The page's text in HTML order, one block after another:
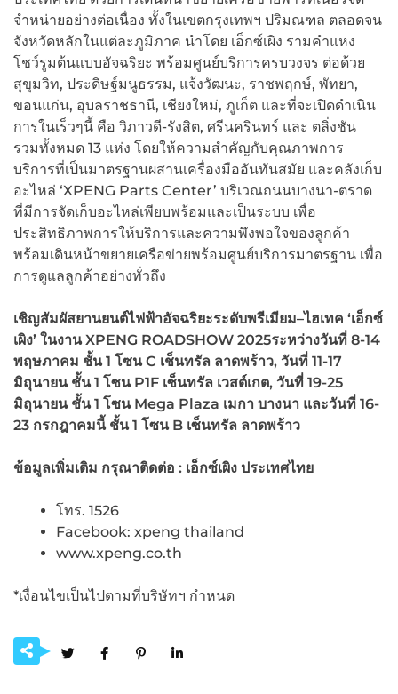
จำหน่ายอย่างต่อเนื่อง ทั้งในเขตกรุงเทพฯ ปริมณฑล ตลอดจน
จังหวัดหลักในแต่ละภูมิภาค นำโดย เอ็กซ์เผิง รามคำแหง
โชว์รูมต้นแบบอัจฉริยะ พร้อมศูนย์บริการครบวงจร ต่อด้วย
สุขุมวิท, ประดิษฐ์มนูธรรม, แจ้งวัฒนะ, ราชพฤกษ์, พัทยา,
ขอนแก่น, อุบลราชธานี, เชียงใหม่, ภูเก็ต และที่จะเปิดดำเนิน
การในเร็วๆนี้ คือ วิภาวดี-รังสิต, ศรีนครินทร์ และ ตลิ่งชัน
รวมทั้งหมด 13 แห่ง โดยให้ความสำคัญกับคุณภาพการ
บริการที่เป็นมาตรฐานผสานเครื่องมืออันทันสมัย และคลังเก็บ
อะไหล่ ‘XPENG Parts Center’ บริเวณถนนบางนา-ตราด
ที่มีการจัดเก็บอะไหล่เพียบพร้อมและเป็นระบบ เพื่อ
ประสิทธิภาพการให้บริการและความพึงพอใจของลูกค้า
พร้อมเดินหน้าขยายเครือข่ายพร้อมศูนย์บริการมาตรฐาน เพื่อ
การดูแลลูกค้าอย่างทั่วถึง
เชิญสัมผัสยานยนต์ไฟฟ้าอัจฉริยะระดับพรีเมียม–ไฮเทค ‘เอ็กซ์
เผิง’ ในงานXPENG ROADSHOW 2025ระหว่างวันที่ 8-14
พฤษภาคม ชั้น 1 โซน C เช็นทรัล ลาดพร้าว, วันที่ 11-17
มิถุนายน ชั้น 1 โซน P1F เซ็นทรัล เวสต์เกต, วันที่ 19-25
มิถุนายน ชั้น 1 โซน Mega Plaza เมกา บางนา และวันที่ 16-
23 กรกฎาคมนี้ ชั้น 1 โซน B เซ็นทรัล ลาดพร้าว
ข้อมูลเพิ่มเติม กรุณาติดต่อ : เอ็กซ์เผิง ประเทศไทย
โทร. 1526
Facebook: xpeng thailand
www.xpeng.co.th
*เงื่อนไขเป็นไปตามที่บริษัทฯ กำหนด